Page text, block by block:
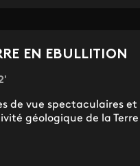
EN EBULLITION
de vue spectaculaires
géologique de la